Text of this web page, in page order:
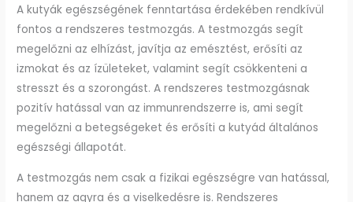
A kutyák egészségének fenntartása érdekében rendkívül
fontos a rendszeres testmozgás. A testmozgás segít
megelőzni az elhízást, javítja az emésztést, erősíti az
izmokat és az ízületeket, valamint segít csökkenteni a
stresszt és a szorongást. A rendszeres testmozgásnak
pozitív hatással van az immunrendszerre is, ami segít
megelőzni a betegségeket és erősíti a kutyád általános
egészségi állapotát.
A testmozgás nem csak a fizikai egészségre van hatással,
hanem az agyra és a viselkedésre is. Rendszeres